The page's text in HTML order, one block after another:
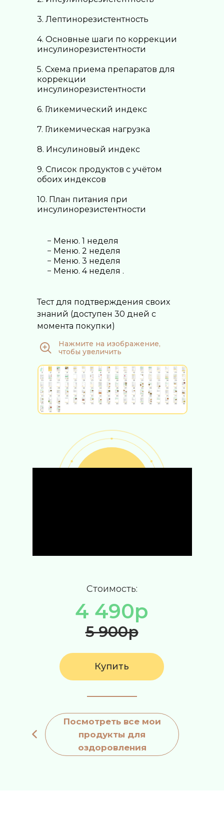
4 490р
5 900р
Стоимость:
Купить
3. Лептинорезистентность
4. Основные шаги по коррекции
инсулинорезистентности
5. Схема приема препаратов для
коррекции
инсулинорезистентности
6. Гликемический индекс
7. Гликемическая нагрузка
8. Инсулиновый индекс
9. Список продуктов с учётом
обоих индексов
10. План питания при
инсулинорезистентности
− Меню. 1 неделя
− Меню. 2 неделя
− Меню. 3 неделя
− Меню. 4 неделя .
Тест для подтверждения своих
знаний (доступен 30 дней с
момента покупки)
Нажмите на изображение,
чтобы увеличить
Посмотреть все мои
продукты для
оздоровления